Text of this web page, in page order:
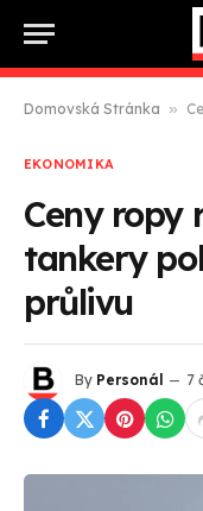
Domovská Stránka »
EKONOMIKA
Ceny ropy
tankery
průlivu
By Personál 7